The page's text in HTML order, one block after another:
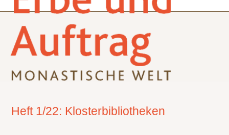
Heft 1/22: Klosterbibliotheken